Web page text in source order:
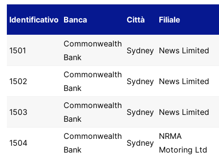
Identificativo Banca Città Filiale
1501
Commonwealth
Bank
Sydney News Limited
1502
Commonwealth
Bank
Sydney News Limited
1503
Commonwealth
Bank
Sydney News Limited
1504
Commonwealth
Bank
Sydney
NRMA
Motoring Ltd